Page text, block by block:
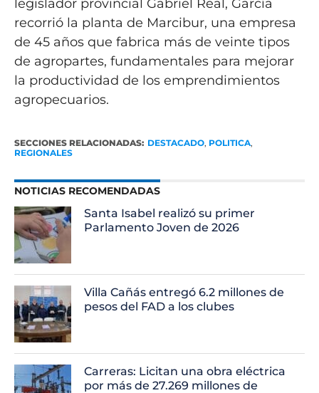
legislador provincial Gabriel Real, García
recorrió la planta de Marcibur, una empresa
de 45 años que fabrica más de veinte tipos
de agropartes, fundamentales para mejorar
la productividad de los emprendimientos
agropecuarios.
SECCIONES RELACIONADAS: DESTACADO, POLITICA,
REGIONALES
NOTICIAS RECOMENDADAS
Santa Isabel realizó su primer
Parlamento Joven de 2026
Villa Cañás entregó 6.2 millones de
pesos del FAD a los clubes
Carreras: Licitan una obra eléctrica
por más de 27.269 millones de